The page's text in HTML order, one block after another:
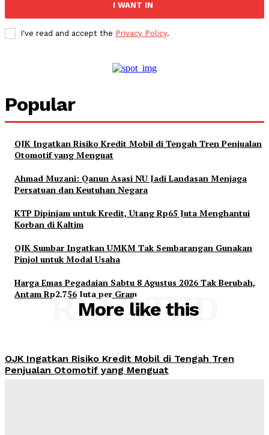
I WANT IN
I've read and accept the Privacy Policy.
Popular
OJK Ingatkan Risiko Kredit Mobil di Tengah Tren Penjualan
Otomotif yang Menguat
Ahmad Muzani: Qanun Asasi NU Jadi Landasan Menjaga
Persatuan dan Keutuhan Negara
KTP Dipinjam untuk Kredit, Utang Rp65 Juta Menghantui
Korban di Kaltim
OJK Sumbar Ingatkan UMKM Tak Sembarangan Gunakan
Pinjol untuk Modal Usaha
Harga Emas Pegadaian Sabtu 8 Agustus 2026 Tak Berubah,
Antam Rp2,756 Juta per Gram
More like this
RELATED
OJK Ingatkan Risiko Kredit Mobil di Tengah Tren
Penjualan Otomotif yang Menguat